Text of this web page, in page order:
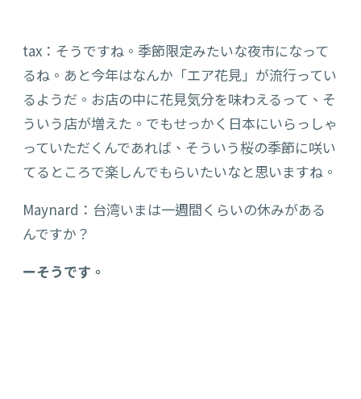
tax ：そうですね。季節限定みたいな夜市になって
るね。あと今年はなんか「エア花見」が流行ってい
るようだ。 お店の中に花見気分を味わえるって、そ
ういう店が増えた。でもせっかく日本にいらっしゃ
っていただくんであれば 、そういう桜の季節に咲い
てるところで楽しんでもらいたいなと思いますね。
Maynard：台湾いまは一週間くらいの休みがある
んですか？
ーそうです。